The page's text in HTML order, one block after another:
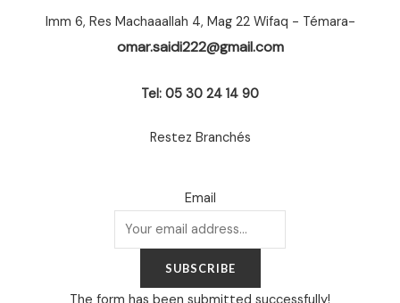
Imm 6, Res Machaaallah 4, Mag 22 Wifaq - Témara-
omar.saidi222@gmail.com
Tel: 05 30 24 14 90
Restez Branchés
Email
SUBSCRIBE